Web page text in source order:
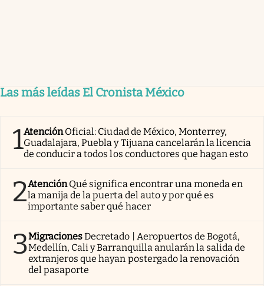
Las más leídas El Cronista México
1AtenciónOficial: Ciudad de México, Monterrey,
Guadalajara, Puebla y Tijuana cancelarán la licencia
de conducir a todos los conductores que hagan esto
2AtenciónQué significa encontrar una moneda en
la manija de la puerta del auto y por qué es
importante saber qué hacer
3MigracionesDecretado | Aeropuertos de Bogotá,
Medellín, Cali y Barranquilla anularán la salida de
extranjeros que hayan postergado la renovación
del pasaporte